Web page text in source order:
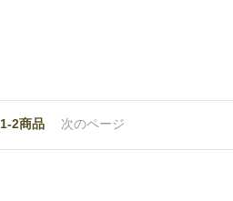
1-2商品 次のページ